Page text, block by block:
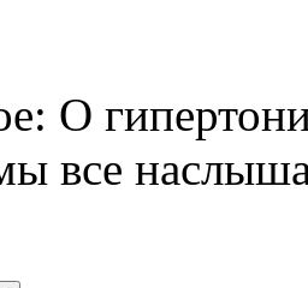
О
все